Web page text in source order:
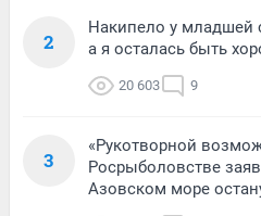
2
Накипело у младшей
а я осталась быть
20 603 9
3
«Рукотворной
Росрыболовстве
Азовском море